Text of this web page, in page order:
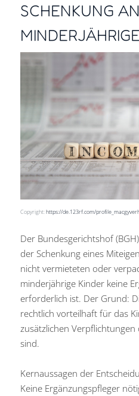
ZUKUNFT
DIGITAL
Steuer- und
aus einer
Ihres
SCHENKUNG AN
MINDERJÄHRIGE
Copyright:https://de.123rf.com/
Der Bundesgerichtshof
der Schenkung eines
nicht vermieteten oder
minderjährige Kinder keine
erforderlich ist. Der Grund:
rechtlich vorteilhaft für das
zusätzlichen
sind.
Kernaussagen der
Keine Ergänzungspfleger